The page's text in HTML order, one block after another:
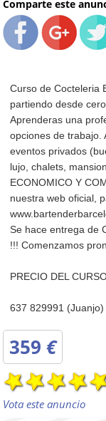
Comparte este
Curso de Cocteleria
partiendo desde
Aprenderas una
opciones de trabajo.
eventos privados
lujo, chalets,
ECONOMICO Y
nuestra web oficial,
Se hace entrega de
!!! Comenzamos
PRECIO DEL
637 829991 (Juanjo)
359€
Vota este anuncio